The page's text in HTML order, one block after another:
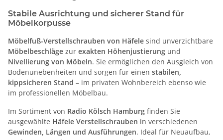
Stabile Ausrichtung und sicherer Stand für
Möbelkorpusse
Möbelfuß-Verstellschrauben von Häfele sind unverzichtbare
Möbelbeschläge zur exakten Höhenjustierung und
Nivellierung von Möbeln. Sie ermöglichen den Ausgleich von
Bodenunebenheiten und sorgen für einen stabilen,
kippsicheren Stand – im privaten Wohnbereich ebenso wie
im professionellen Möbelbau.
Im Sortiment von Radio Kölsch Hamburg finden Sie
ausgewählte Häfele Verstellschrauben in verschiedenen
Gewinden, Längen und Ausführungen. Ideal für Neuaufbau,